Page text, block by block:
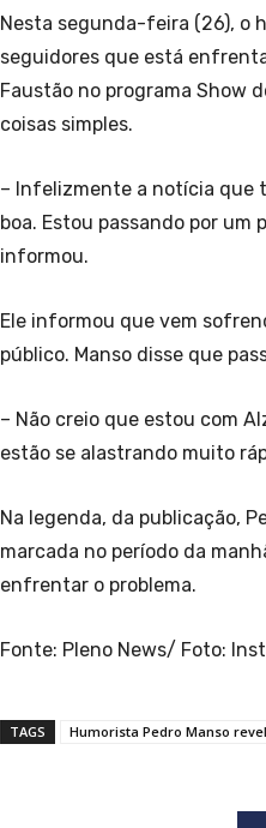
Nesta segunda-feira (26), o
seguidores que está
Faustão no programa Show
coisas simples.
– Infelizmente a notícia que
boa. Estou passando por
informou.
Ele informou que vem
público. Manso disse que
– Não creio que estou com
estão se alastrando muito
Na legenda, da publicação,
marcada no período da
enfrentar o problema.
Fonte: Pleno News/ Foto:
TAGS Humorista Pedro Manso